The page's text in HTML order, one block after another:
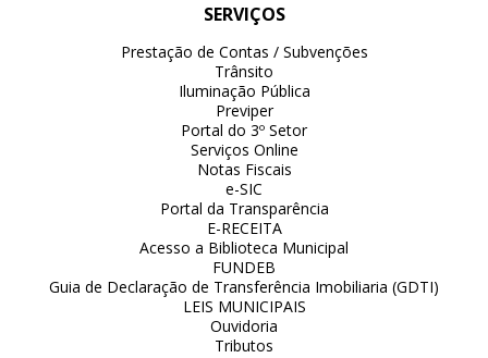
SERVIÇOS
Prestação de Contas / Subvenções
Trânsito
Iluminação Pública
Previper
Portal do 3º Setor
Serviços Online
Notas Fiscais
e-SIC
Portal da Transparência
E-RECEITA
Acesso a Biblioteca Municipal
FUNDEB
Guia de Declaração de Transferência Imobiliaria (GDTI)
LEIS MUNICIPAIS
Ouvidoria
Tributos